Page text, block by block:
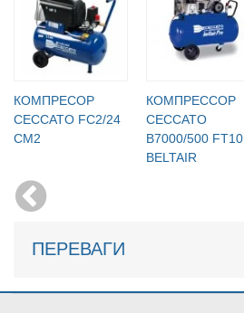
КОМПРЕСОР
CECCATO FC2/24
CM2
КОМПРЕССОР
CECCATO
B7000/500 FT10
BELTAIR
ПЕРЕВАГИ